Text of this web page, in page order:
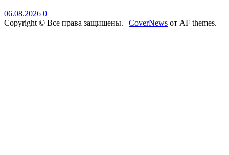
06.08.2026 0
Copyright © Все права защищены. | CoverNews от AF themes.